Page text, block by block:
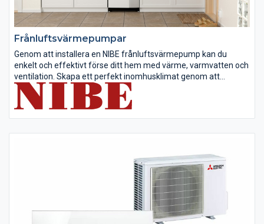
Frånluftsvärmepumpar
Genom att installera en NIBE frånluftsvärmepump kan du
enkelt och effektivt förse ditt hem med värme, varmvatten och
ventilation. Skapa ett perfekt inomhusklimat genom att
återanvända energin från den varma inomhusluften när den
passerar genom ditt...